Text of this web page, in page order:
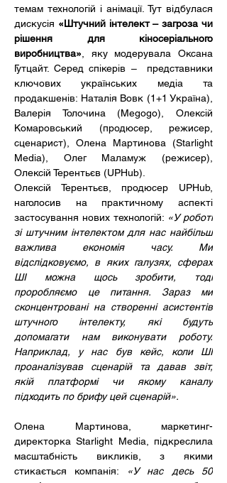
темам технологій і анімації. Тут відбулася
дискусія «Штучний інтелект – загроза чи
рішення для кіносеріального
виробництва» , яку модерувала Оксана
Гутцайт. Серед спікерів –  представники
ключових українських медіа та
продакшенів: Наталія Вовк (1+1 Україна),
Валерія Толочина (Megogo), Олексій
Комаровський (продюсер, режисер,
сценарист), Олена Мартинова (Starlight
Media), Олег Маламуж (режисер),
Олексій Терентьєв (UPHub).
Олексій Терентьєв, продюсер UPHub,
наголосив на практичному аспекті
застосування нових технологій: «У роботі
зі штучним інтелектом для нас найбільш
важлива економія часу. Ми
відслідковуємо, в яких галузях, сферах
ШІ можна щось зробити, тоді
проробляємо це питання. Зараз ми
сконцентровані на створенні асистентів
штучного інтелекту, які будуть
допомагати нам виконувати роботу.
Наприклад, у нас був кейс, коли ШІ
проаналізував сценарій та давав звіт,
якій платформі чи якому каналу
підходить по брифу цей сценарій».
Олена Мартинова, маркетинг-
директорка Starlight Media, підкреслила
масштабність викликів, з якими
стикається компанія:
«У нас десь 50